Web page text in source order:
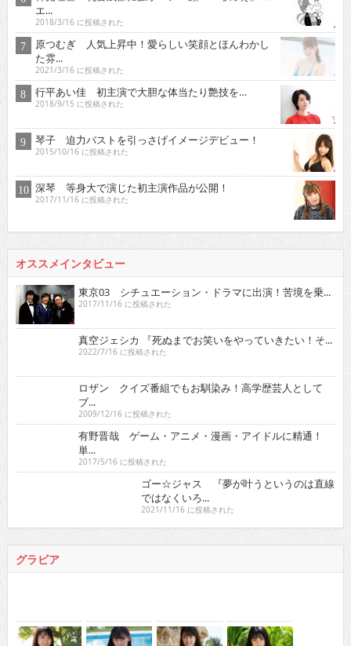
エ...
2018/3/16 に投稿された
原つむぎ 人気上昇中！愛らしい笑顔とほんわかし
た雰...
2021/3/16 に投稿された
行平あい佳 初主演で大胆な体当たり艶技を…
2018/9/15 に投稿された
琴子 迫力バストを引っさげイメージデビュー！
2015/10/16 に投稿された
深琴 等身大で演じた初主演作品が公開！
2017/11/16 に投稿された
オススメインタビュー
東京03 シチュエーション・ドラマに出演！苦境を乗...
2017/11/16 に投稿された
真空ジェシカ 『死ぬまでお笑いをやっていきたい！そ...
2022/7/16 に投稿された
ロザン クイズ番組でもお馴染み！高学歴芸人として
ブ...
2009/12/16 に投稿された
有野晋哉 ゲーム・アニメ・漫画・アイドルに精通！
単...
2017/5/16 に投稿された
ゴー☆ジャス 『夢が叶うというのは直線ではなくい
2021/11/16 に投稿された
グラビア